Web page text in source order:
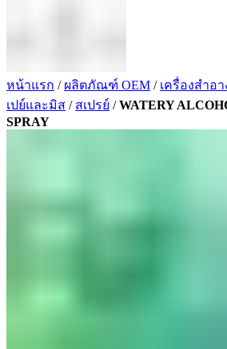
หน้าแรก / ผลิตภัณฑ์ OEM / เครื่องสำอ
เปย์และมิส / สเปรย์ /WATERY
SPRAY